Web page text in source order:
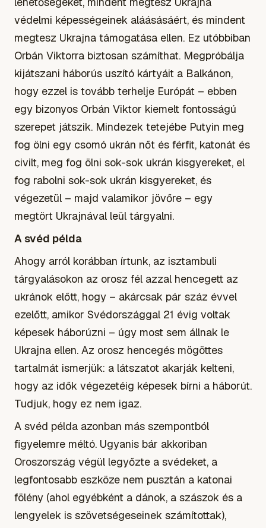
védelmi képességeinek aláásásáért, és mindent
megtesz Ukrajna támogatása ellen. Ez utóbbiban
Orbán Viktorra biztosan számíthat. Megpróbálja
kijátszani háborús uszító kártyáit a Balkánon,
hogy ezzel is tovább terhelje Európát – ebben
egy bizonyos Orbán Viktor kiemelt fontosságú
szerepet játszik. Mindezek tetejébe Putyin meg
fog ölni egy csomó ukrán nőt és férfit, katonát és
civilt, meg fog ölni sok-sok ukrán kisgyereket, el
fog rabolni sok-sok ukrán kisgyereket, és
végezetül – majd valamikor jövőre – egy
megtört Ukrajnával leül tárgyalni.
A svéd példa
Ahogy arról korábban írtunk, az isztambuli
tárgyalásokon az orosz fél azzal hencegett az
ukránok előtt, hogy – akárcsak pár száz évvel
ezelőtt, amikor Svédországgal 21 évig voltak
képesek háborúzni – úgy most sem állnak le
Ukrajna ellen. Az orosz hencegés mögöttes
tartalmát ismerjük: a látszatot akarják kelteni,
hogy az idők végezetéig képesek bírni a háborút.
Tudjuk, hogy ez nem igaz.
A svéd példa azonban más szempontból
figyelemre méltó. Ugyanis bár akkoriban
Oroszország végül legyőzte a svédeket, a
legfontosabb eszköze nem pusztán a katonai
fölény (ahol egyébként a dánok, a szászok és a
lengyelek is szövetségeseinek számítottak),